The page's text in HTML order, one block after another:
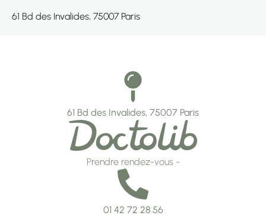
61 Bd des Invalides, 75007 Paris
61 Bd des Invalides, 75007 Paris
Prendre rendez-vous -
01 42 72 28 56